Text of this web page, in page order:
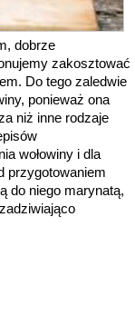
dobrze
zakosztować
Do tego zaledwie
ponieważ ona
niż inne rodzaje
wołowiny i dla
przygotowaniem
do niego marynatą,